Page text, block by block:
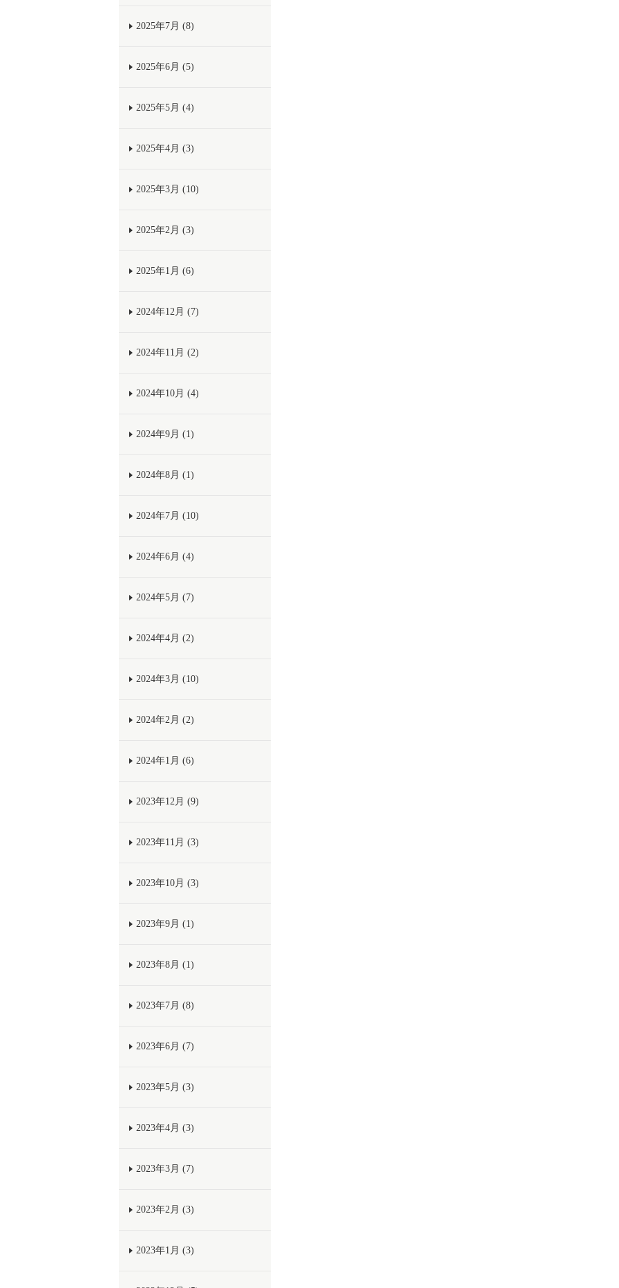
2025年7月 (8)
2025年6月 (5)
2025年5月 (4)
2025年4月 (3)
2025年3月 (10)
2025年2月 (3)
2025年1月 (6)
2024年12月 (7)
2024年11月 (2)
2024年10月 (4)
2024年9月 (1)
2024年8月 (1)
2024年7月 (10)
2024年6月 (4)
2024年5月 (7)
2024年4月 (2)
2024年3月 (10)
2024年2月 (2)
2024年1月 (6)
2023年12月 (9)
2023年11月 (3)
2023年10月 (3)
2023年9月 (1)
2023年8月 (1)
2023年7月 (8)
2023年6月 (7)
2023年5月 (3)
2023年4月 (3)
2023年3月 (7)
2023年2月 (3)
2023年1月 (3)